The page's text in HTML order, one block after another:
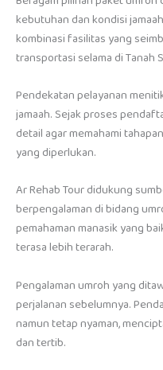
kebutuhan dan kondisi
kombinasi fasilitas yang
transportasi selama di Tanah
Pendekatan pelayanan
jamaah. Sejak proses
detail agar memahami
yang diperlukan.
Ar Rehab Tour didukung
berpengalaman di bidang
pemahaman manasik yang
terasa lebih terarah.
Pengalaman umroh yang
perjalanan sebelumnya.
namun tetap nyaman,
dan tertib.